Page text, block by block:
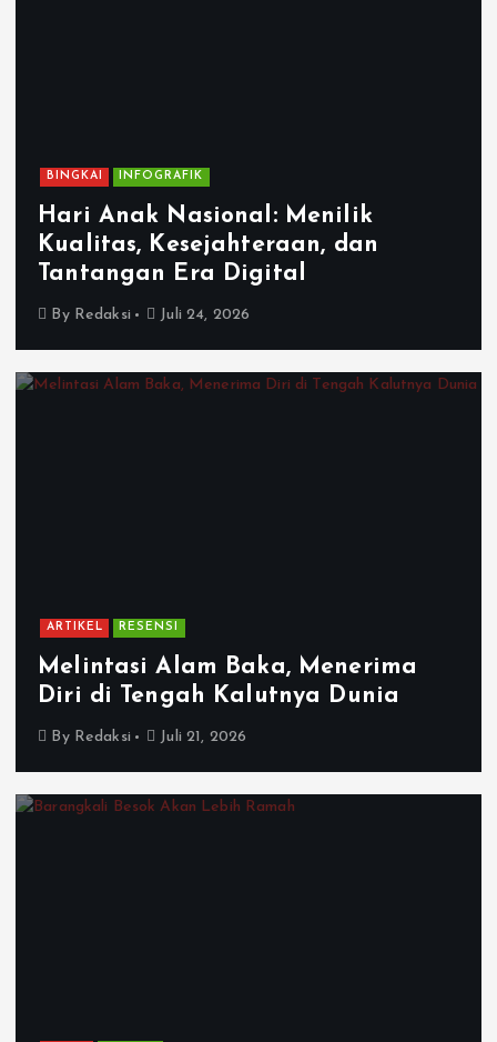
BINGKAI INFOGRAFIK
Hari Anak Nasional: Menilik
Kualitas, Kesejahteraan, dan
Tantangan Era Digital
By Redaksi Juli 24, 2026
ARTIKEL RESENSI
Melintasi Alam Baka, Menerima
Diri di Tengah Kalutnya Dunia
By Redaksi Juli 21, 2026